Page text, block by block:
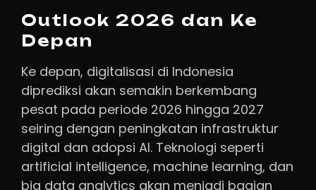
Outlook 2026 dan Ke
Depan
Ke depan, digitalisasi di Indonesia
diprediksi akan semakin berkembang
pesat pada periode 2026 hingga 2027
seiring dengan peningkatan infrastruktur
digital dan adopsi AI. Teknologi seperti
artificial intelligence, machine learning, dan
big data analytics akan menjadi bagian